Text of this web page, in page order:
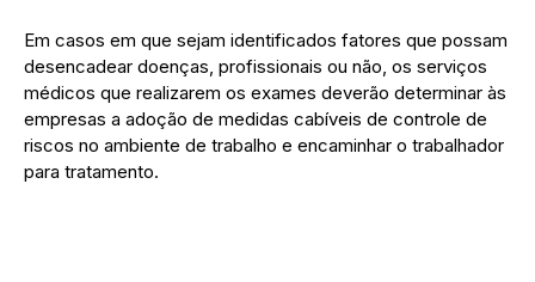
Em casos em que sejam identificados fatores que possam
desencadear doenças, profissionais ou não, os serviços
médicos que realizarem os exames deverão determinar às
empresas a adoção de medidas cabíveis de controle de
riscos no ambiente de trabalho e encaminhar o trabalhador
para tratamento.